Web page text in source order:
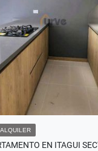
ALQUILER
EN ITAGUI